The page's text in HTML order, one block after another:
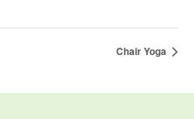
Chair Yoga